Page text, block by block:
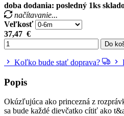
doba dodania: posledný 1ks
načítavanie...
Veľkosť
37,47 €
Do
Koľko bude stať doprava?
Popis
Okúzľujúca ako princezná z
sa bude každé dievčatko cítiť ako